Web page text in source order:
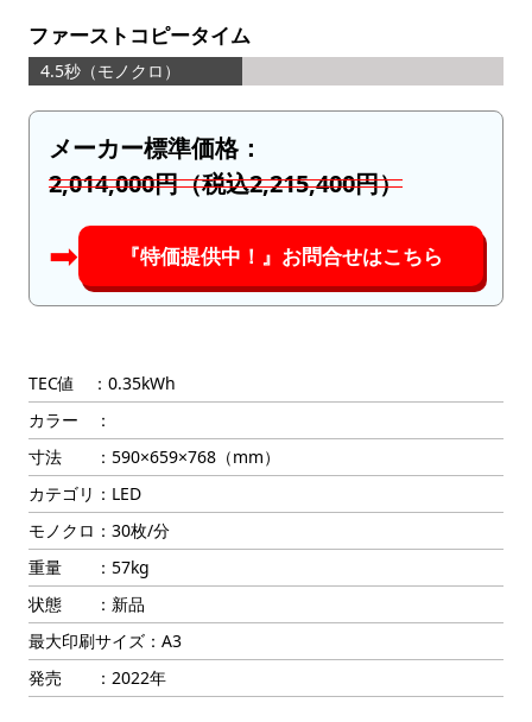
ファーストコピータイム
4.5秒（モノクロ）
メーカー標準価格：
2,014,000円（税込2,215,400円）
➡︎ 『特価提供中！』お問合せはこちら
TEC値 ：0.35kWh
カラー ：
寸法 ：590×659×768（mm）
カテゴリ：LED
モノクロ：30枚/分
重量 ：57kg
状態 ：新品
最大印刷サイズ：A3
発売 ：2022年